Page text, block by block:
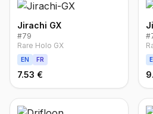
Jirachi GX
#79
Rare Holo GX
EN FR
7.53 €
#